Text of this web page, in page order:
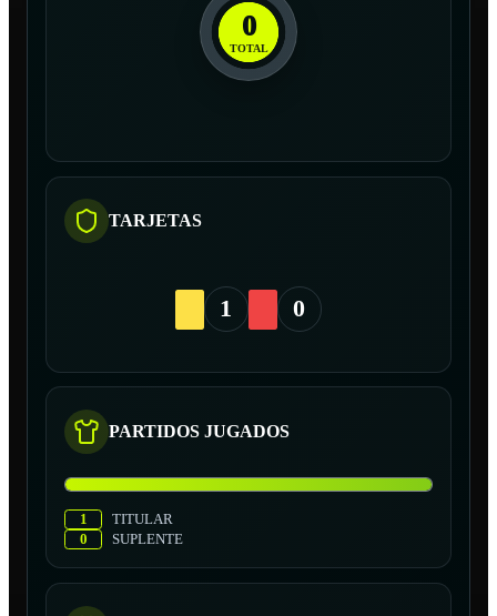
0
TOTAL
TARJETAS
1 0
PARTIDOS JUGADOS
1
TITULAR
0
SUPLENTE